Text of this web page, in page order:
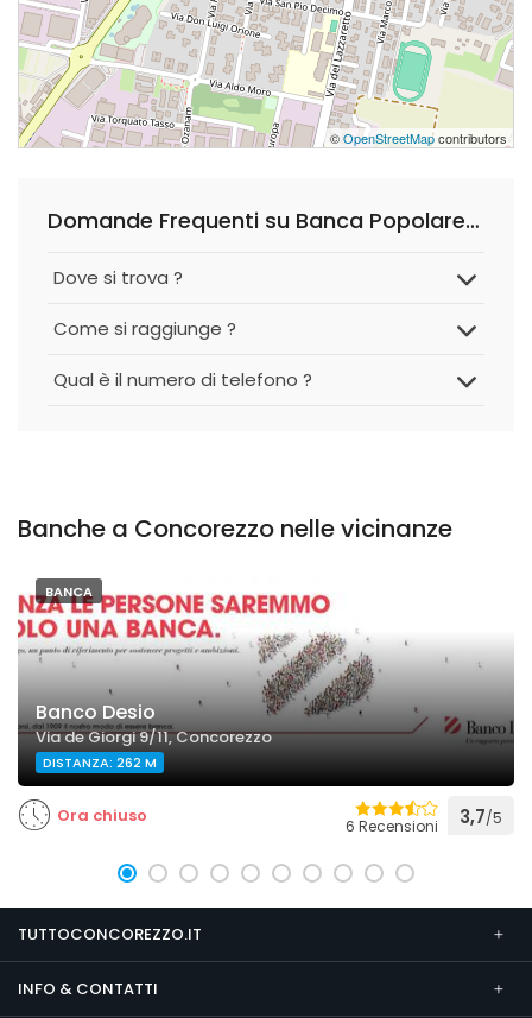
©OpenStreetMapcontributors
Domande Frequenti su Banca Popolare di Milano
Dove si trova ?
Come si raggiunge ?
Qual è il numero di telefono ?
Banche a Concorezzo nelle vicinanze
BANCA
Banco Desio
Via de Giorgi 9/11, Concorezzo
DISTANZA: 262 M
Ora chiuso 6 Recensioni 3,7/5
TUTTOCONCOREZZO.IT
INFO & CONTATTI